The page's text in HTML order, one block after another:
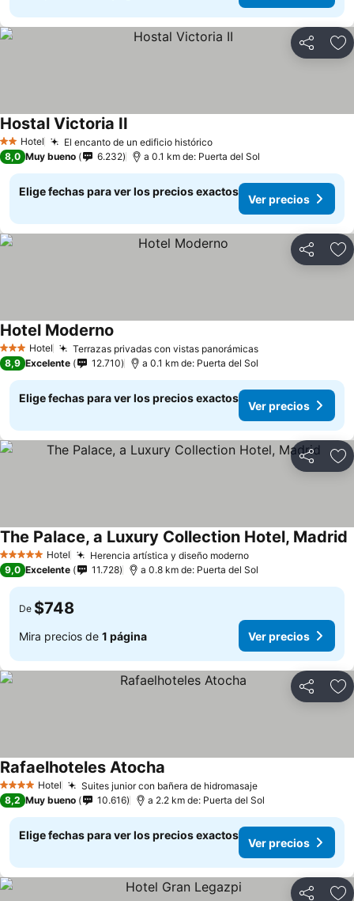
Compartir
2 Estrellas
Hotel El encanto de un edificio históricoVer precios
Hostal Victoria II
8,0 Muy bueno 6.232 a 0.1 km de: Puerta del Sol
Elige fechas para ver los precios exactos
Ver precios
Compartir
3 Estrellas
Hotel Terrazas privadas con vistas panorámicasVer precios
Hotel Moderno
8,9 Excelente 12.710 a 0.1 km de: Puerta del Sol
Elige fechas para ver los precios exactos
Ver precios
Compartir
5 Estrellas Hotel Herencia artística y diseño modernoVer precios
The Palace, a Luxury Collection Hotel, Madrid
9,0 Excelente 11.728 a 0.8 km de: Puerta del Sol
De $748
Mira precios de 1 página Ver precios
Compartir
4 EstrellasHotel Suites junior con bañera de hidromasajeVer precios
Rafaelhoteles Atocha
8,2 Muy bueno 10.616 a 2.2 km de: Puerta del Sol
Elige fechas para ver los precios exactos
Ver precios